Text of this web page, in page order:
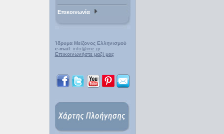
Επικοινωνία
Ίδρυμα Μείζονος Ελληνισμού
e-mail: info@ime.gr
Επικοινωνήστε μαζί μας